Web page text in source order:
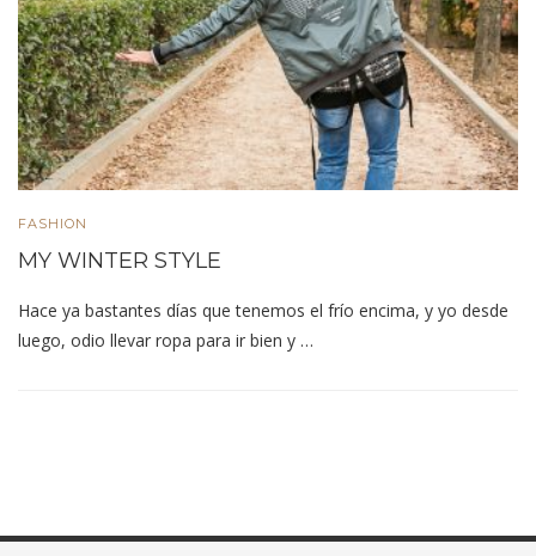
FASHION
MY WINTER STYLE
Hace ya bastantes días que tenemos el frío encima, y yo desde
luego, odio llevar ropa para ir bien y …